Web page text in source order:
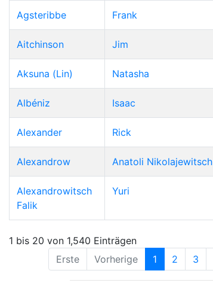
Agsteribbe Frank
Aitchinson Jim
Aksuna (Lin) Natasha
Albéniz Isaac
Alexander Rick
Alexandrow Anatoli Nikolajewitsch
Alexandrowitsch
Falik
Yuri
1 bis 20 von 1,540 Einträgen
Erste
Vorherige 1 2 3